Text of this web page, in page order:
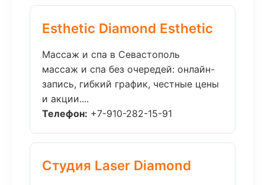
Esthetic Diamond Esthetic
Массаж и спа в Севастополь
массаж и спа без очередей: онлайн-
запись, гибкий график, честные цены
и акции....
Телефон: +7-910-282-15-91
Студия Laser Diamond